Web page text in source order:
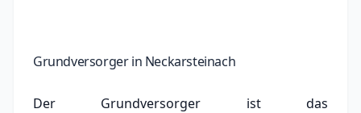
Grundversorger in Neckarsteinach
Der Grundversorger ist das